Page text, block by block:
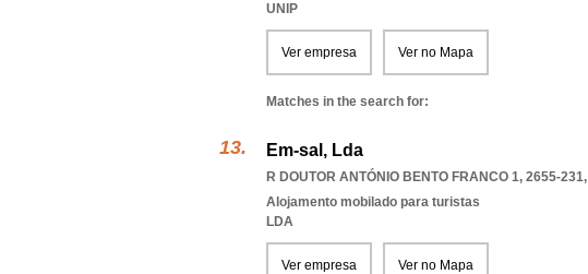
UNIP
Ver empresa Ver no Mapa
Matches in the search for:
Em-sal, Lda
R DOUTOR ANTÓNIO BENTO FRANCO 1, 2655-231,
Alojamento mobilado para turistas
LDA
Ver empresa Ver no Mapa